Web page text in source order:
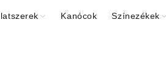
Kanócok Színezékek